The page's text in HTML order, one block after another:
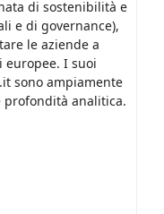
di sostenibilità e
e di governance),
le aziende a
europee. I suoi
sono ampiamente
profondità analitica.